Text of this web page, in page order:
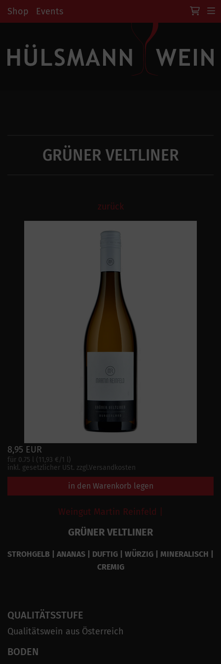
Shop Events
GRÜNER VELTLINER
zurück
8,95 EUR
für 0.75 l (11,93 €/1 l)
inkl. gesetzlicher USt. zzgl.Versandkosten
in den Warenkorb legen
Weingut Martin Reinfeld |
GRÜNER VELTLINER
STROHGELB | ANANAS | DUFTIG | WÜRZIG | MINERALISCH |
CREMIG
QUALITÄTSSTUFE
Qualitätswein aus Österreich
BODEN